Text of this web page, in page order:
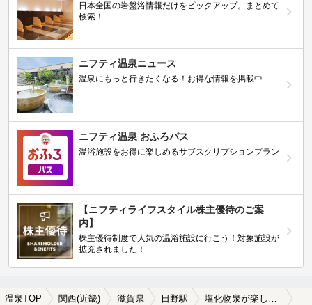
日本全国の岩盤浴情報だけをピックアップ。まとめて
検索！
ニフティ温泉ニュース
温泉にもっと行きたくなる！お得な情報を掲載中
ニフティ温泉 おふろパス
温浴施設をお得に楽しめるサブスクリプションプラン
【ニフティライフスタイル株主優待のご案
内】
株主優待制度で人気の温浴施設に行こう！対象施設が
拡充されました！
温泉TOP 関西(近畿) 滋賀県 日野駅 塩化物泉が楽しめる日野駅近くの温泉、日帰り温泉、スーパー銭湯おすすめ